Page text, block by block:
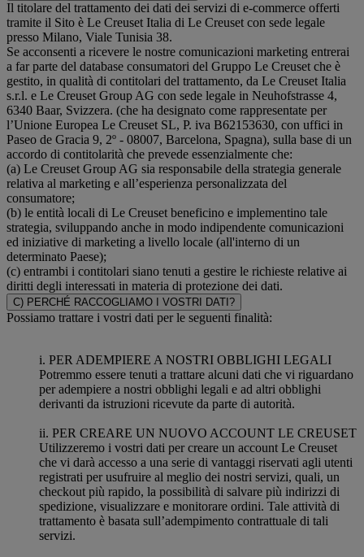
Il titolare del trattamento dei dati dei servizi di e-commerce offerti
tramite il Sito è Le Creuset Italia di Le Creuset con sede legale
presso Milano, Viale Tunisia 38.
Se acconsenti a ricevere le nostre comunicazioni marketing entrerai
a far parte del database consumatori del Gruppo Le Creuset che è
gestito, in qualità di contitolari del trattamento, da Le Creuset Italia
s.r.l. e Le Creuset Group AG con sede legale in Neuhofstrasse 4,
6340 Baar, Svizzera. (che ha designato come rappresentate per
l’Unione Europea Le Creuset SL, P. iva B62153630, con uffici in
Paseo de Gracia 9, 2º - 08007, Barcelona, Spagna), sulla base di un
accordo di contitolarità che prevede essenzialmente che:
(a) Le Creuset Group AG sia responsabile della strategia generale
relativa al marketing e all’esperienza personalizzata del
consumatore;
(b) le entità locali di Le Creuset beneficino e implementino tale
strategia, sviluppando anche in modo indipendente comunicazioni
ed iniziative di marketing a livello locale (all'interno di un
determinato Paese);
(c) entrambi i contitolari siano tenuti a gestire le richieste relative ai
diritti degli interessati in materia di protezione dei dati.
C) PERCHÉ RACCOGLIAMO I VOSTRI DATI?
Possiamo trattare i vostri dati per le seguenti finalità:
i. PER ADEMPIERE A NOSTRI OBBLIGHI LEGALI
Potremmo essere tenuti a trattare alcuni dati che vi riguardano
per adempiere a nostri obblighi legali e ad altri obblighi
derivanti da istruzioni ricevute da parte di autorità.
ii. PER CREARE UN NUOVO ACCOUNT LE CREUSET
Utilizzeremo i vostri dati per creare un account Le Creuset
che vi darà accesso a una serie di vantaggi riservati agli utenti
registrati per usufruire al meglio dei nostri servizi, quali, un
checkout più rapido, la possibilità di salvare più indirizzi di
spedizione, visualizzare e monitorare ordini. Tale attività di
trattamento è basata sull’adempimento contrattuale di tali
servizi.